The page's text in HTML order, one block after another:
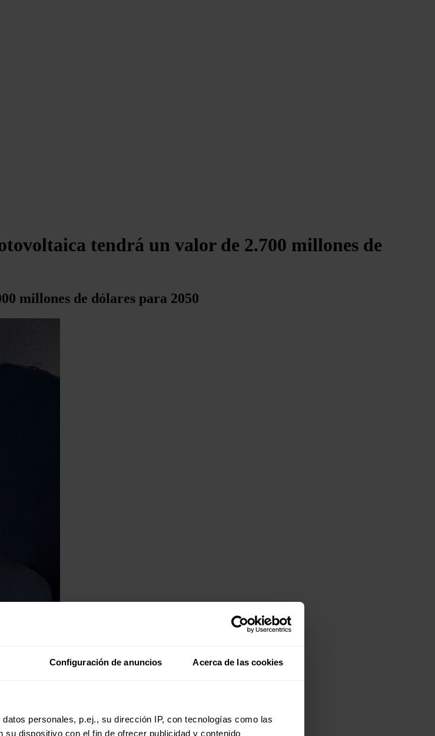
Configuración de anuncios Acerca de las cookies
personales, p.ej., su dirección IP, con tecnologías como las
dispositivo con el fin de ofrecer publicidad y contenido
tendrá un valor de 2.700 millones de
millones de dólares para 2050